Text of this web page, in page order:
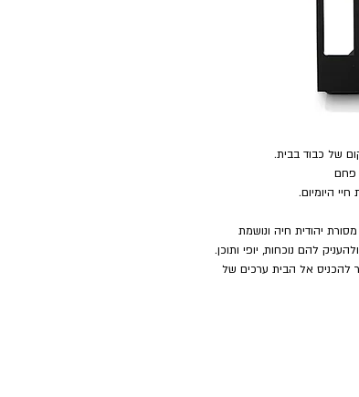
של כבוד בבית.
פחם
היומיום.
יהודית חיה ונושמת
להם נוכחות, יופי ותוכן.
להכניס אל הבית ערכים של